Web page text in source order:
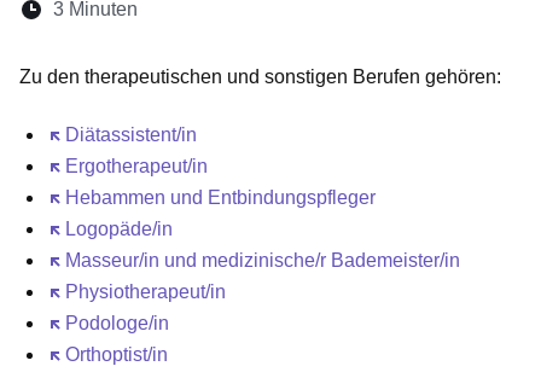
Lesedauer:
3 Minuten
Zu den therapeutischen und sonstigen Berufen gehören:
Diätassistent/in
Öffnet sich in einem neuen Fenster
Ergotherapeut/in
Öffnet sich in einem neuen Fenster
Hebammen und Entbindungspfleger
Öffnet sich in einem neuen Fenster
Logopäde/in
Öffnet sich in einem neuen Fenster
Masseur/in und medizinische/r Bademeister/in
Öffnet sich in einem neuen Fenster
Physiotherapeut/in
Öffnet sich in einem neuen Fenster
Podologe/in
Öffnet sich in einem neuen Fenster
Orthoptist/in
Öffnet sich in einem neuen Fenster